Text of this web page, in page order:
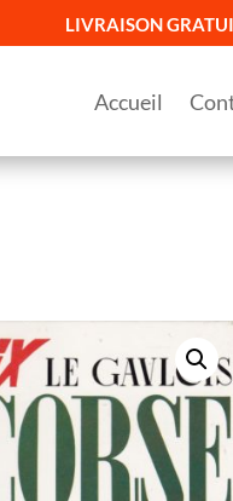
LIVRAISON
Accueil